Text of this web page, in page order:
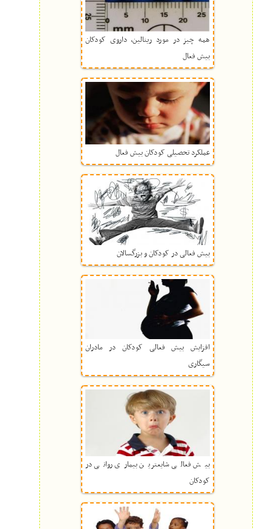
همه چیز در مورد ریتالین، داروی کودکان
بیش فعال
عملکرد تحصیلی کودکان بیش فعال
بیش فعالی در کودکان و بزرگسالان
افزایش بیش فعالی کودکان در مادران
سیگاری
بیش فعالی شایعترین بیماری روانی در
کودکان